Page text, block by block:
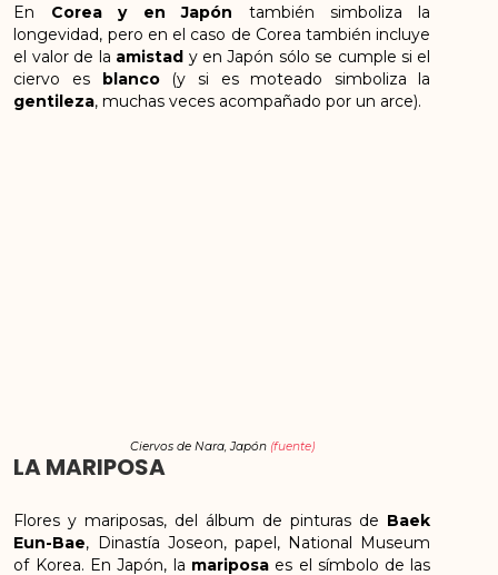
En Corea y en Japón también simboliza la
longevidad, pero en el caso de Corea también incluye
el valor de la amistad y en Japón sólo se cumple si el
ciervo es blanco(y si es moteado simboliza la
gentileza, muchas veces acompañado por un arce).
Ciervos de Nara, Japón (fuente)
LA MARIPOSA
Flores y mariposas, del álbum de pinturas de Baek
Eun-Bae, Dinastía Joseon, papel, National Museum
of Korea. En Japón, la mariposaes el símbolo de las